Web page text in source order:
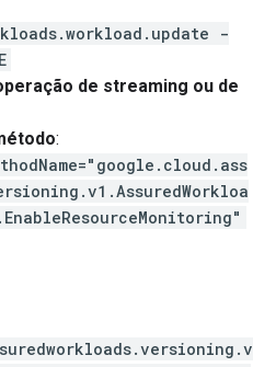
-
de streaming ou de
: